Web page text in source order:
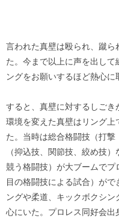
言われた真壁は殴られ、蹴ら
た。今まで以上に声を出して
ングをお願いするほど熱心に
すると、真壁に対するしご
環境を変えた真壁はリング上
た。当時は総合格闘技（打
（抑込技、関節技、絞め技
競う格闘技）が大ブームで
目の格闘技による試合）が
ングや柔道、キックボクシ
心にいた。プロレス同好会